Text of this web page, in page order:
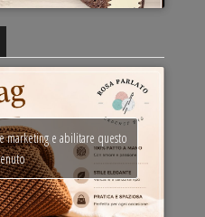
marketing e abilitare questo